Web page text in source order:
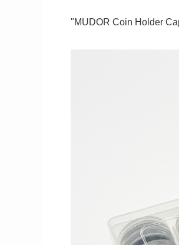
"MUDOR Coin Holder